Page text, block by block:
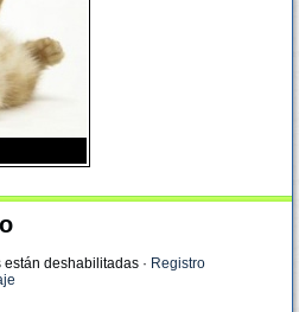
están deshabilitadas · Registro